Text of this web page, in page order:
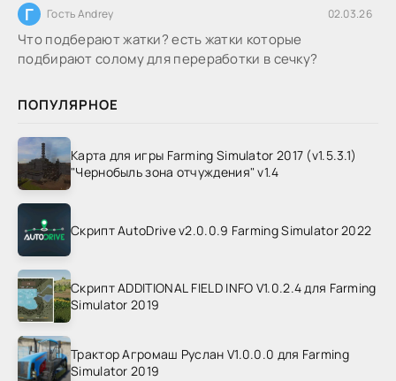
Г Гость Andrey 02.03.26
Что подберают жатки? есть жатки которые
подбирают солому для переработки в сечку?
ПОПУЛЯРНОЕ
Карта для игры Farming Simulator 2017 (v1.5.3.1)
"Чернобыль зона отчуждения" v1.4
Скрипт AutoDrive v2.0.0.9 Farming Simulator 2022
Скрипт ADDITIONAL FIELD INFO V1.0.2.4 для Farming
Simulator 2019
Трактор Агромаш Руслан V1.0.0.0 для Farming
Simulator 2019